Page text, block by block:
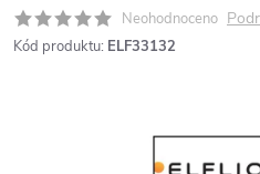
Neohodnoceno
Kód produktu: ELF33132